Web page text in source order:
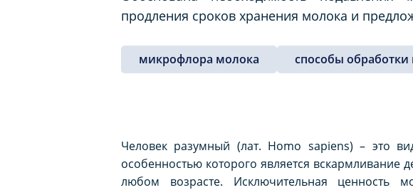
продления сроков хранения молока и
микрофлора молока способы обработки
Человек разумный (лат. Homo sapiens) – это
особенностью которого является
любом возрасте. Исключительная ценность